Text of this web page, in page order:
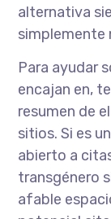
alternativa
simplemente
Para ayudar
encajan en,
resumen de
sitios. Si es
abierto a
transgénero
afable